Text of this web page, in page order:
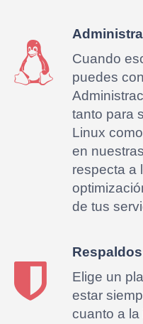
Cuando
puedes
tanto para
Linux
en
respecta a
de tus
Elige un
estar
cuanto a la